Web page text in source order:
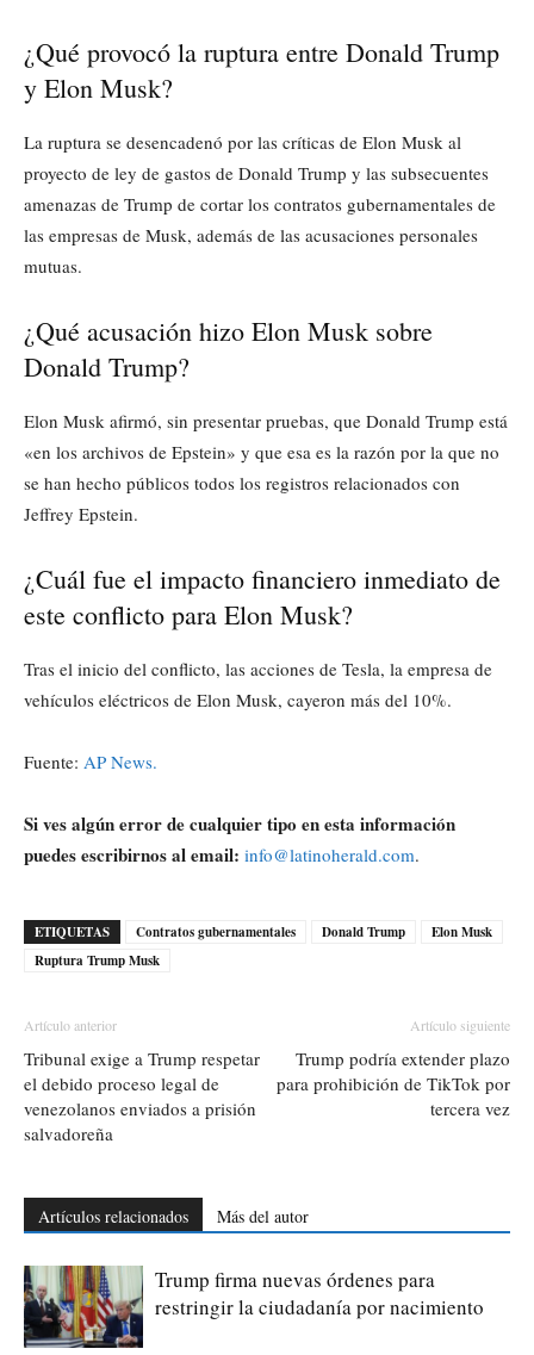
¿Qué provocó la ruptura entre Donald Trump
y Elon Musk?
La ruptura se desencadenó por las críticas de Elon Musk al
proyecto de ley de gastos de Donald Trump y las subsecuentes
amenazas de Trump de cortar los contratos gubernamentales de
las empresas de Musk, además de las acusaciones personales
mutuas.
¿Qué acusación hizo Elon Musk sobre
Donald Trump?
Elon Musk afirmó, sin presentar pruebas, que Donald Trump está
«en los archivos de Epstein» y que esa es la razón por la que no
se han hecho públicos todos los registros relacionados con
Jeffrey Epstein.
¿Cuál fue el impacto financiero inmediato de
este conflicto para Elon Musk?
Tras el inicio del conflicto, las acciones de Tesla, la empresa de
vehículos eléctricos de Elon Musk, cayeron más del 10%.
Fuente: AP News.
Si ves algún error de cualquier tipo en esta información
puedes escribirnos al email: info@latinoherald.com.
ETIQUETAS Contratos gubernamentales Donald Trump
Elon Musk
Ruptura Trump Musk
Artículo anterior
Tribunal exige a Trump respetar
el debido proceso legal de
venezolanos enviados a prisión
salvadoreña
Artículo siguiente
Trump podría extender plazo
para prohibición de TikTok por
tercera vez
Artículos relacionados Más del autor
Trump firma nuevas órdenes para
restringir la ciudadanía por nacimiento